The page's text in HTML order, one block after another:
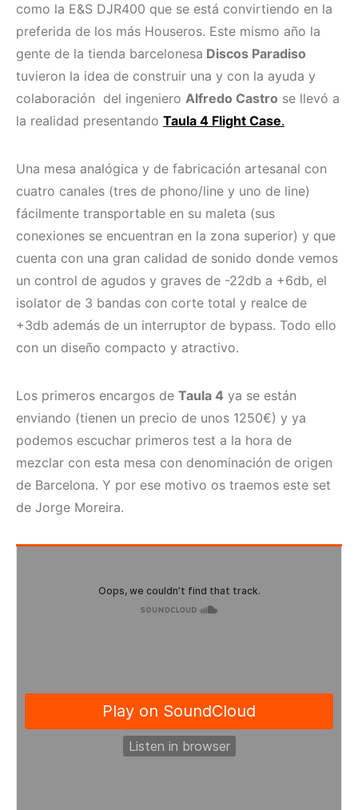
como la E&S DJR400 que se está convirtiendo en la
preferida de los más Houseros. Este mismo año la
gente de la tienda barcelonesa Discos Paradiso
tuvieron la idea de construir una y con la ayuda y
colaboración del ingeniero Alfredo Castro se llevó a
la realidad presentando Taula 4 Flight Case.
Una mesa analógica y de fabricación artesanal con
cuatro canales (tres de phono/line y uno de line)
fácilmente transportable en su maleta (sus
conexiones se encuentran en la zona superior) y que
cuenta con una gran calidad de sonido donde vemos
un control de agudos y graves de -22db a +6db, el
isolator de 3 bandas con corte total y realce de
+3db además de un interruptor de bypass. Todo ello
con un diseño compacto y atractivo.
Los primeros encargos de Taula 4 ya se están
enviando (tienen un precio de unos 1250€) y ya
podemos escuchar primeros test a la hora de
mezclar con esta mesa con denominación de origen
de Barcelona. Y por ese motivo os traemos este set
de Jorge Moreira.